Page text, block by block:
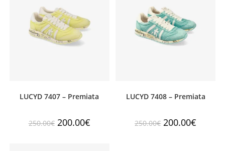
LUCYD 7407 – Premiata
250.00€ 200.00€
LUCYD 7408 – Premiata
250.00€ 200.00€